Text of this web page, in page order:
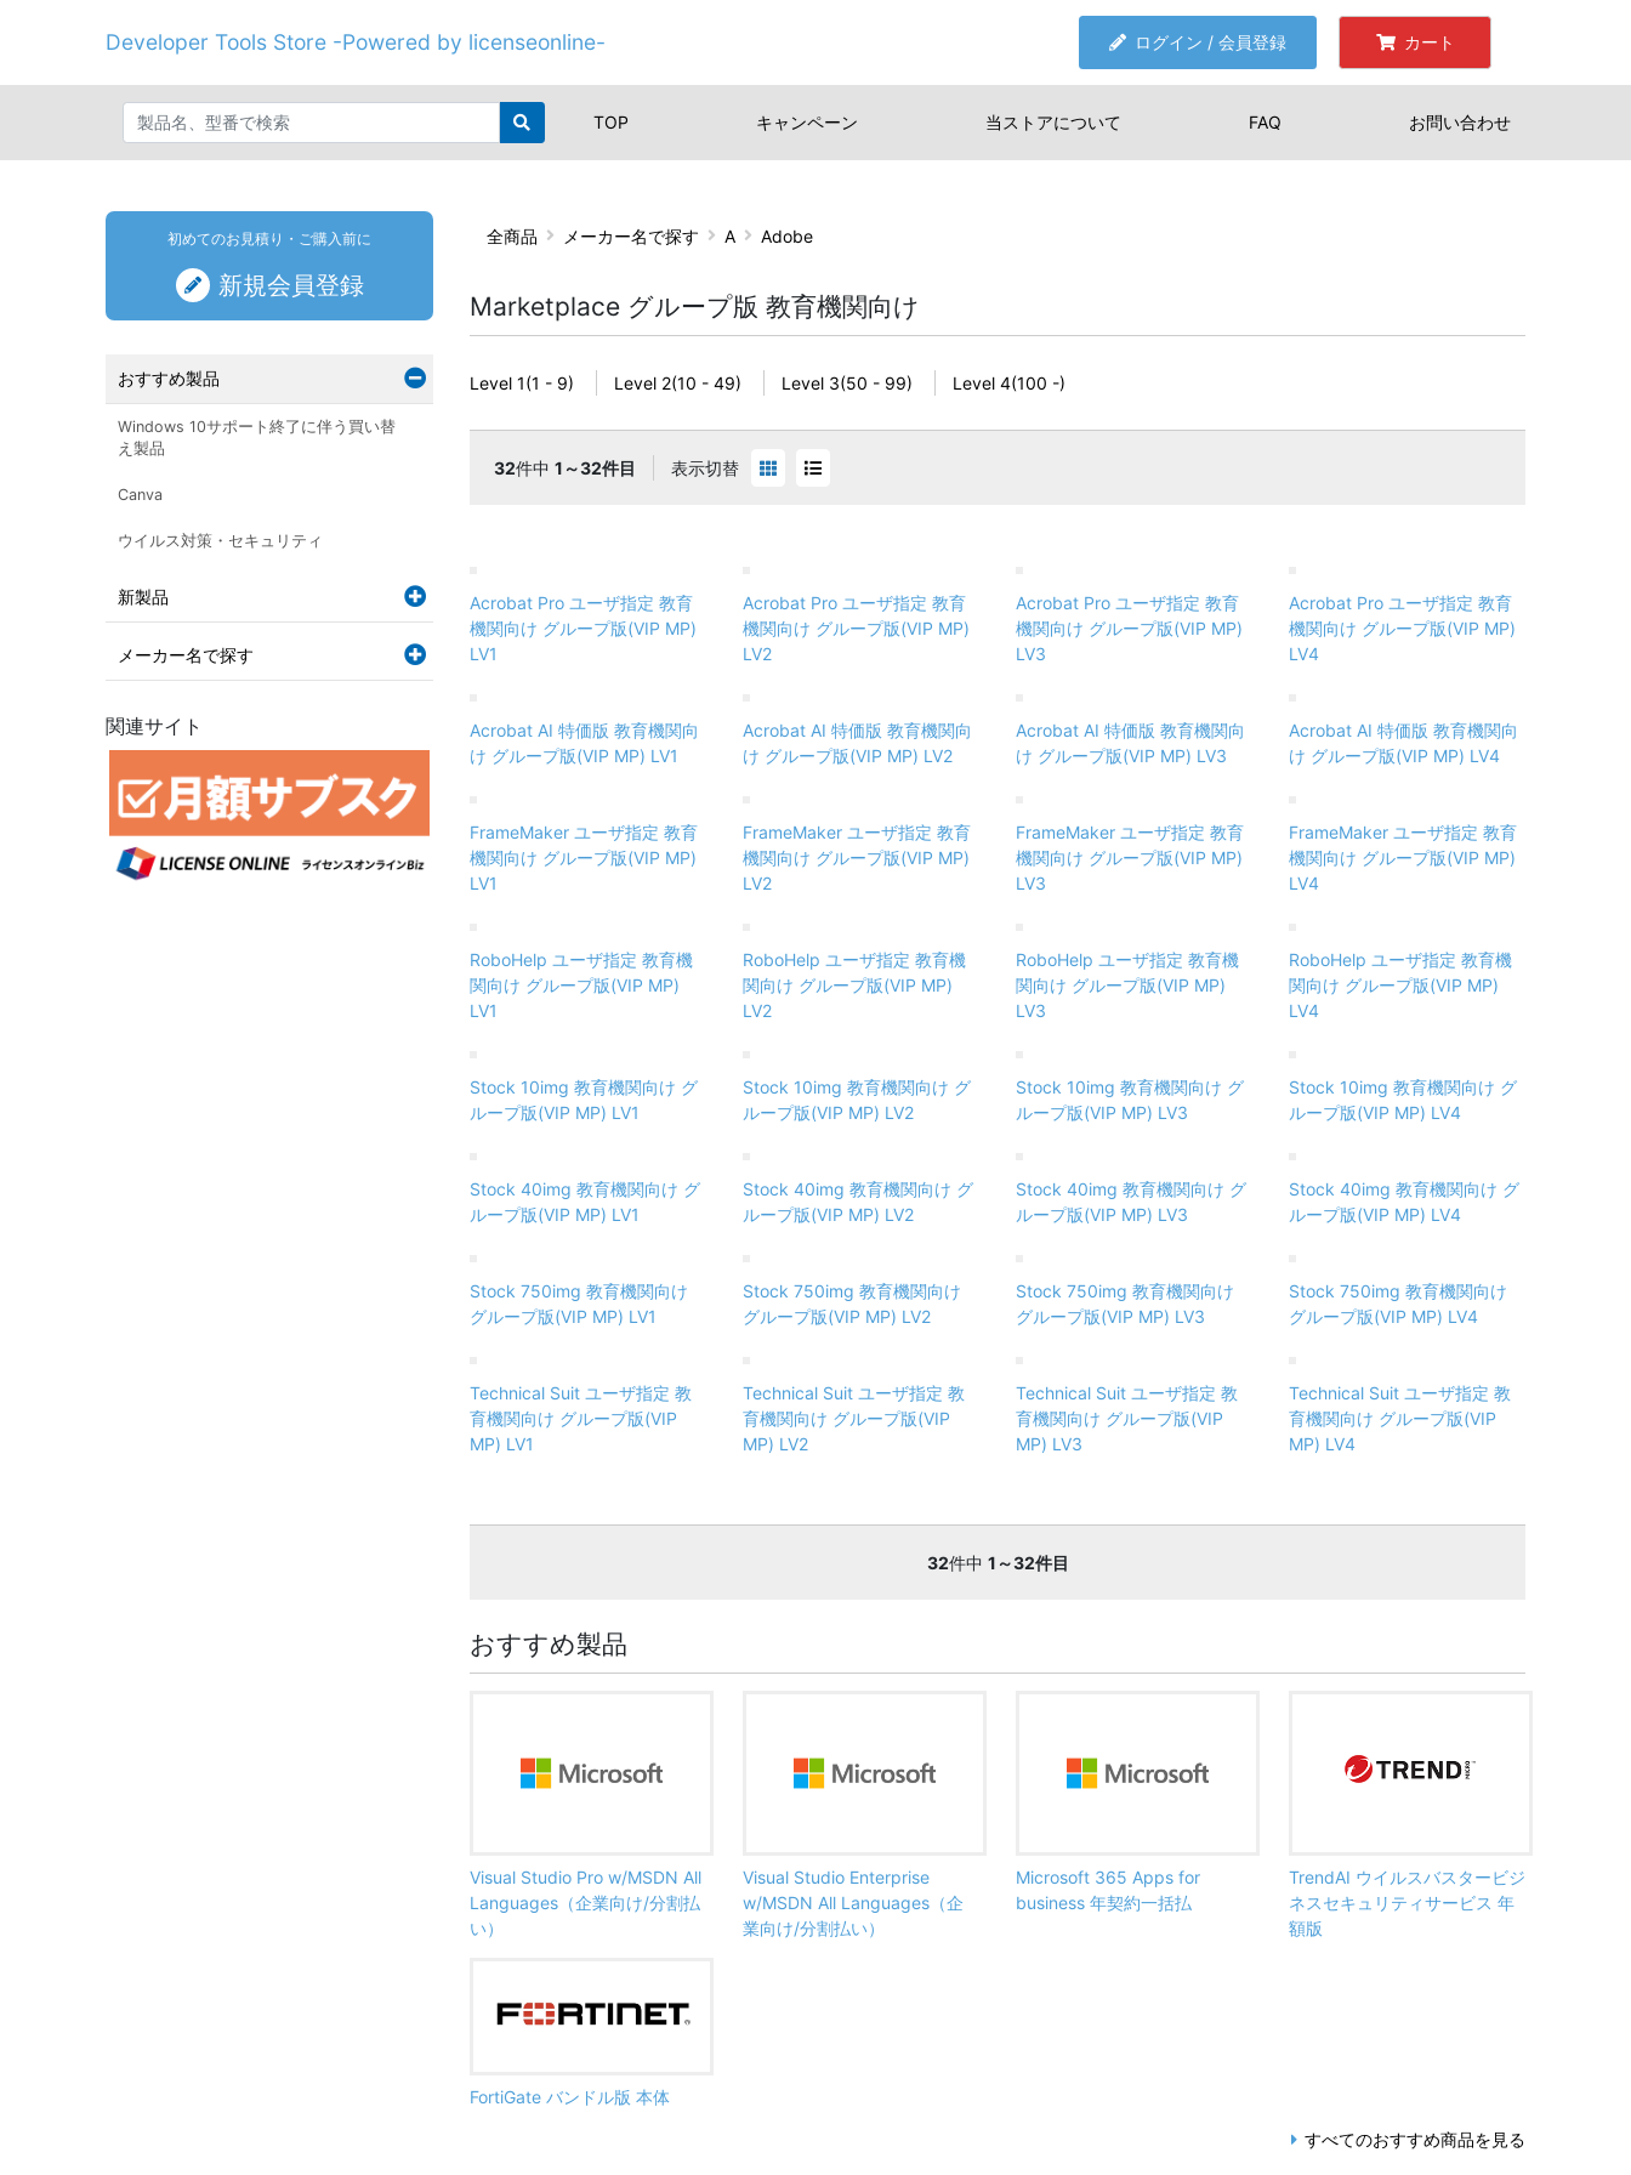
Developer Tools Store -Powered by licenseonline- ログイン / 会員登録 カート
TOP キャンペーン 当ストアについて FAQ お問い合わせ
全商品 メーカー名で探す A Adobe
Marketplace グループ版 教育機関向け
Level 1(1 - 9) Level 2(10 - 49) Level 3(50 - 99) Level 4(100 -)
32件中 1～32件目 表示切替
Acrobat Pro ユーザ指定 教育
機関向け グループ版(VIP MP)
LV1
Acrobat Pro ユーザ指定 教育
機関向け グループ版(VIP MP)
LV2
Acrobat Pro ユーザ指定 教育
機関向け グループ版(VIP MP)
LV3
Acrobat Pro ユーザ指定 教育
機関向け グループ版(VIP MP)
LV4
Acrobat AI 特価版 教育機関向
け グループ版(VIP MP) LV1
Acrobat AI 特価版 教育機関向
け グループ版(VIP MP) LV2
Acrobat AI 特価版 教育機関向
け グループ版(VIP MP) LV3
Acrobat AI 特価版 教育機関向
け グループ版(VIP MP) LV4
FrameMaker ユーザ指定 教育
機関向け グループ版(VIP MP)
LV1
FrameMaker ユーザ指定 教育
機関向け グループ版(VIP MP)
LV2
FrameMaker ユーザ指定 教育
機関向け グループ版(VIP MP)
LV3
FrameMaker ユーザ指定 教育
機関向け グループ版(VIP MP)
LV4
RoboHelp ユーザ指定 教育機
関向け グループ版(VIP MP)
LV1
RoboHelp ユーザ指定 教育機
関向け グループ版(VIP MP)
LV2
RoboHelp ユーザ指定 教育機
関向け グループ版(VIP MP)
LV3
RoboHelp ユーザ指定 教育機
関向け グループ版(VIP MP)
LV4
Stock 10img 教育機関向け グ
ループ版(VIP MP) LV1
Stock 10img 教育機関向け グ
ループ版(VIP MP) LV2
Stock 10img 教育機関向け グ
ループ版(VIP MP) LV3
Stock 10img 教育機関向け グ
ループ版(VIP MP) LV4
Stock 40img 教育機関向け グ
ループ版(VIP MP) LV1
Stock 40img 教育機関向け グ
ループ版(VIP MP) LV2
Stock 40img 教育機関向け グ
ループ版(VIP MP) LV3
Stock 40img 教育機関向け グ
ループ版(VIP MP) LV4
Stock 750img 教育機関向け
グループ版(VIP MP) LV1
Stock 750img 教育機関向け
グループ版(VIP MP) LV2
Stock 750img 教育機関向け
グループ版(VIP MP) LV3
Stock 750img 教育機関向け
グループ版(VIP MP) LV4
Technical Suit ユーザ指定 教
育機関向け グループ版(VIP
MP) LV1
Technical Suit ユーザ指定 教
育機関向け グループ版(VIP
MP) LV2
Technical Suit ユーザ指定 教
育機関向け グループ版(VIP
MP) LV3
Technical Suit ユーザ指定 教
育機関向け グループ版(VIP
MP) LV4
32件中 1～32件目
おすすめ製品
Visual Studio Pro w/MSDN All
Languages（企業向け/分割払
い）
Visual Studio Enterprise
w/MSDN All Languages（企
業向け/分割払い）
Microsoft 365 Apps for
business 年契約一括払
TrendAI ウイルスバスタービジ
ネスセキュリティサービス 年
額版
FortiGate バンドル版 本体
すべてのおすすめ商品を見る
初めてのお見積り・ご購入前に
新規会員登録
おすすめ製品
Windows 10サポート終了に伴う買い替
え製品
Canva
ウイルス対策・セキュリティ
新製品
メーカー名で探す
関連サイト